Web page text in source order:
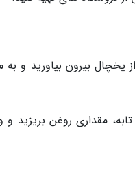
بیرون بیاورید و به
مقداری روغن بریزید و